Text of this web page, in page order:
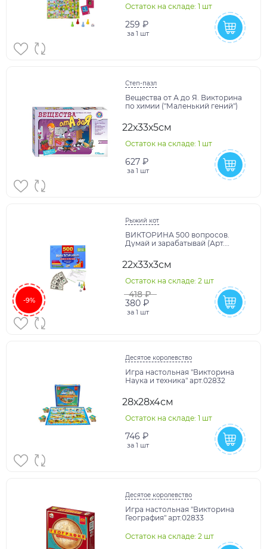
Остаток на складе: 1 шт
259 ₽
за 1 шт
Степ-пазл
Вещества от А до Я. Викторина
по химии ("Маленький гений")
22х33х5см
Остаток на складе: 1 шт
627 ₽
за 1 шт
-9%
Рыжий кот
ВИКТОРИНА 500 вопросов.
Думай и зарабатывай (Арт.
22х33х3см
Остаток на складе: 2 шт
418 ₽
380 ₽
за 1 шт
Десятое королевство
Игра настольная "Викторина
Наука и техника" арт.02832
28х28х4см
Остаток на складе: 1 шт
746 ₽
за 1 шт
Десятое королевство
Игра настольная "Викторина
География" арт.02833
Остаток на складе: 2 шт